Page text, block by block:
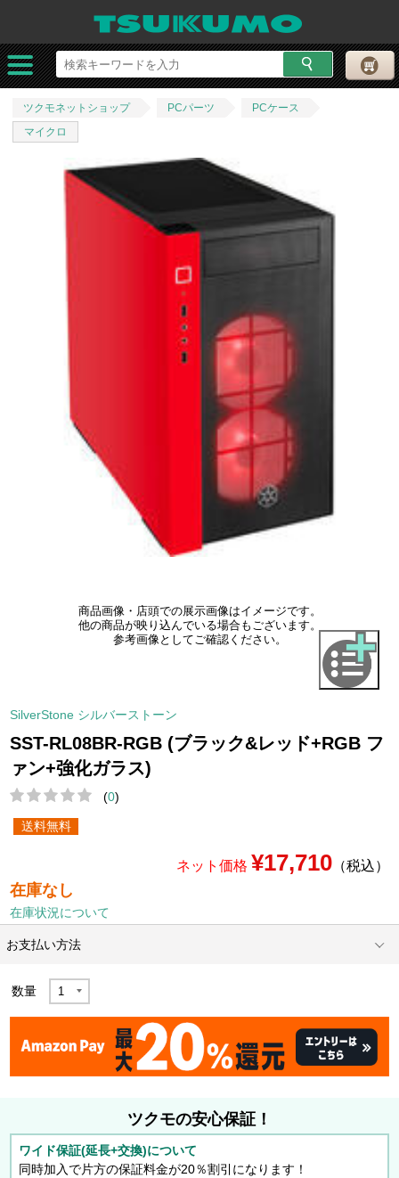
ツクモネットショップ PCパーツ
PCケース
マイクロ
商品画像・店頭での展示画像はイメージです。
他の商品が映り込んでいる場合もございます。
参考画像としてご確認ください。
SilverStone シルバーストーン
SST-RL08BR-RGB (ブラック&レッド+RGB フ
ァン+強化ガラス)
(0)
送料無料
ネット価格 ¥17,710（税込）
在庫なし
在庫状況について
お支払い方法
数量
ツクモの安心保証！
ワイド保証(延長+交換)について
同時加入で片方の保証料金が20％割引になります！